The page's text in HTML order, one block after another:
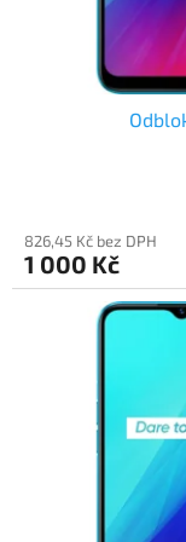
826,45 Kč bez DPH
1 000 Kč